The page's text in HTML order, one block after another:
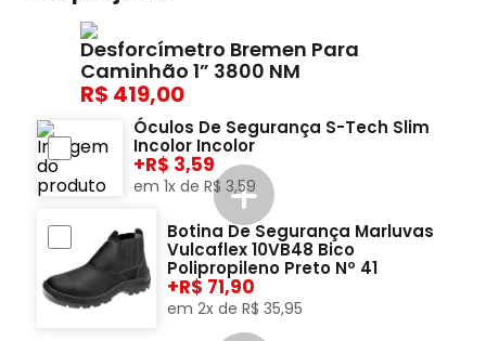
Desforcímetro Bremen Para
Caminhão 1” 3800 NM
419,00
Óculos De Segurança S-Tech Slim
Incolor Incolor
+ 3,59
em1x deR$ 3,59
Botina De Segurança Marluvas
Vulcaflex 10VB48 Bico
Polipropileno Preto Nº 41
+ 71,90
em 2x de R$ 35,95